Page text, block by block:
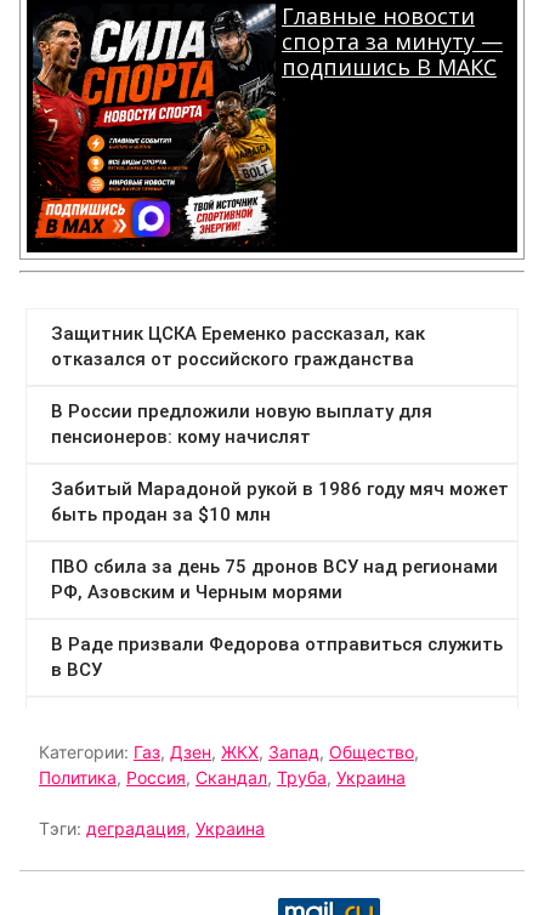
Главные новости
спорта за минуту —
подпишись В МАКС
.
Категории: Газ, Дзен, ЖКХ, Запад, Общество,
Политика, Россия, Скандал, Труба, Украина
Тэги: деградация, Украина